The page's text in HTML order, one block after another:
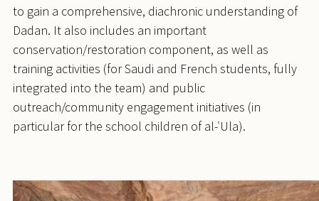
to gain a comprehensive, diachronic understanding of
Dadan. It also includes an important
conservation/restoration component, as well as
training activities (for Saudi and French students, fully
integrated into the team) and public
outreach/community engagement initiatives (in
particular for the school children of al-ʿUla).